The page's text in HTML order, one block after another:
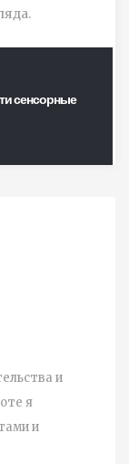
сенсорные
и
я
и